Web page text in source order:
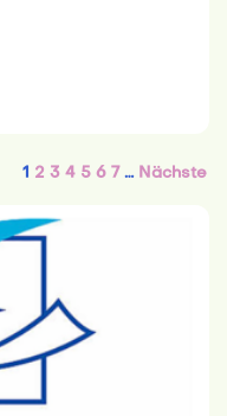
1 2 3 4 5 6 7 … Nächste